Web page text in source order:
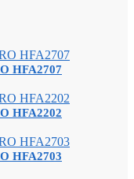
HFA2707
HFA2202
HFA2703